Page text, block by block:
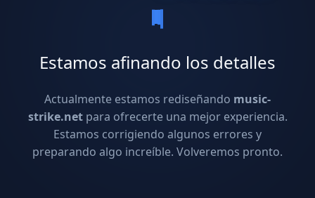
Estamos afinando los detalles
Actualmente estamos rediseñando music-
strike.netpara ofrecerte una mejor experiencia.
Estamos corrigiendo algunos errores y
preparando algo increíble. Volveremos pronto.